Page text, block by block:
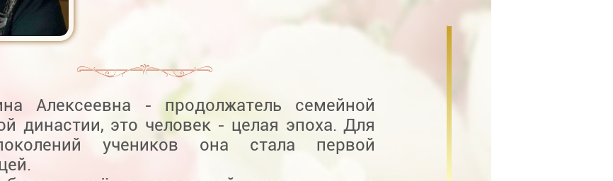
Алексеевна - продолжатель семейной
династии, это человек - целая эпоха. Для
учеников она стала первой